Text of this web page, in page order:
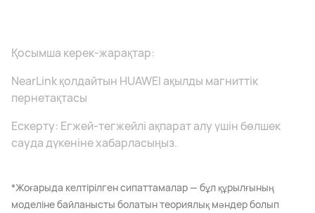
Қосымша керек-жарақтар:
NearLink қолдайтын HUAWEI ақылды магниттік
пернетақтасы
Ескерту: Егжей-тегжейлі ақпарат алу үшін бөлшек
сауда дүкеніне хабарласыңыз.
*Жоғарыда келтірілген сипаттамалар — бұл құрылғының
моделіне байланысты болатын теориялық мәндер болып